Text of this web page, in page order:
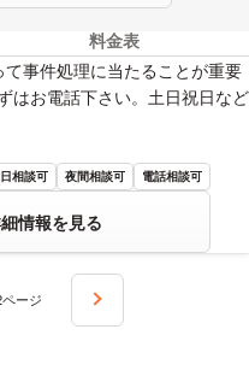
料金表
事件処理に当たることが重要
はお電話下さい。土日祝日など
相談可 夜間相談可 電話相談可
情報を見る
ージ